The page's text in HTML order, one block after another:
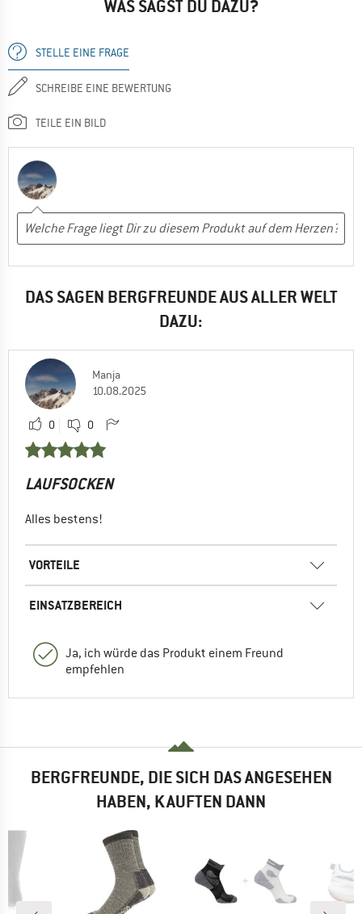
WAS SAGST DU DAZU?
STELLE EINE FRAGE
SCHREIBE EINE BEWERTUNG
TEILE EIN BILD
DAS SAGEN BERGFREUNDE AUS ALLER WELT
DAZU:
Manja
10.08.2025
0 0
LAUFSOCKEN
Alles bestens!
VORTEILE
EINSATZBEREICH
Ja, ich würde das Produkt einem Freund
empfehlen
BERGFREUNDE, DIE SICH DAS ANGESEHEN
HABEN, KAUFTEN DANN